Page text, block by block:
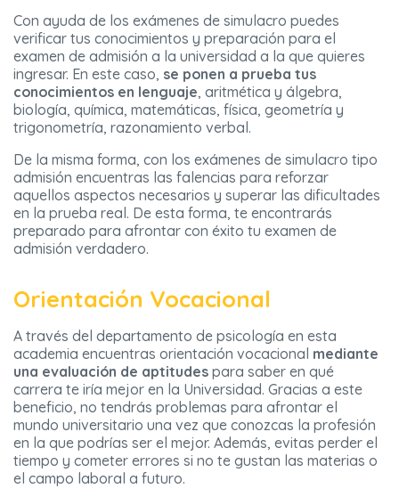
Con ayuda de los exámenes de simulacro puedes
verificar tus conocimientos y preparación para el
examen de admisión a la universidad a la que quieres
ingresar. En este caso, se ponen a prueba tus
conocimientos en lenguaje, aritmética y álgebra,
biología, química, matemáticas, física, geometría y
trigonometría, razonamiento verbal.
De la misma forma, con los exámenes de simulacro tipo
admisión encuentras las falencias para reforzar
aquellos aspectos necesarios y superar las dificultades
en la prueba real. De esta forma, te encontrarás
preparado para afrontar con éxito tu examen de
admisión verdadero.
Orientación Vocacional
A través del departamento de psicología en esta
academia encuentras orientación vocacional mediante
una evaluación de aptitudes para saber en qué
carrera te iría mejor en la Universidad. Gracias a este
beneficio, no tendrás problemas para afrontar el
mundo universitario una vez que conozcas la profesión
en la que podrías ser el mejor. Además, evitas perder el
tiempo y cometer errores si no te gustan las materias o
el campo laboral a futuro.